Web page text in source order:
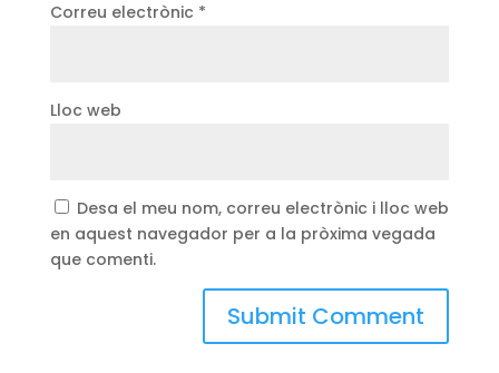
Correu electrònic *
Lloc web
Desa el meu nom, correu electrònic i lloc web
en aquest navegador per a la pròxima vegada
que comenti.